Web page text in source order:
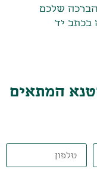
שלכם
בכתב יד
המתאים